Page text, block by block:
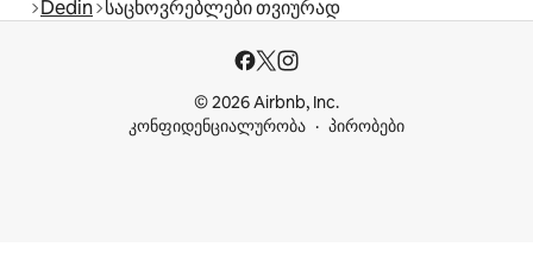
Dedin საცხოვრებლები თვიურად
© 2026 Airbnb, Inc.
კონფიდენციალურობა
პირობები